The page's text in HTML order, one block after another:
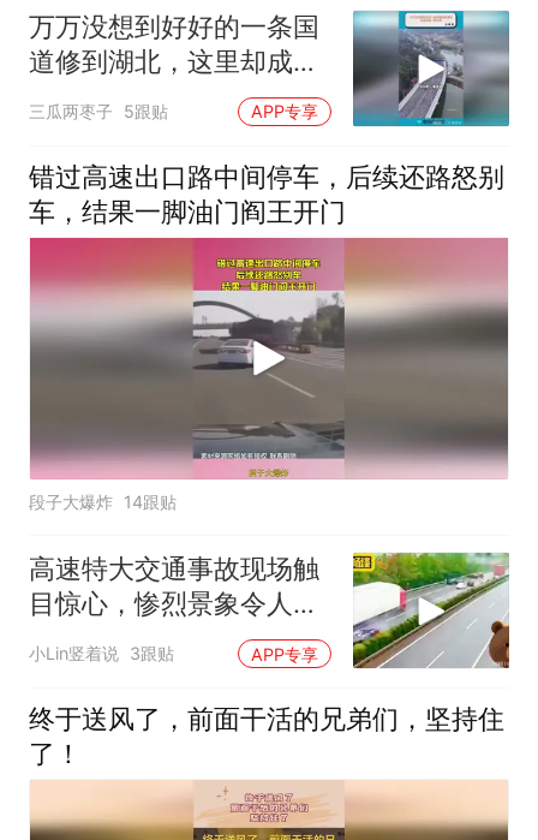
万万没想到好好的一条国
道修到湖北，这里却成了
断头路
三瓜两枣子 5跟贴 APP专享
错过高速出口路中间停车，后续还路怒别
车，结果一脚油门阎王开门
段子大爆炸 14跟贴
高速特大交通事故现场触
目惊心，惨烈景象令人胆
战心惊难平息
小Lin竖着说 3跟贴 APP专享
终于送风了，前面干活的兄弟们，坚持住
了！